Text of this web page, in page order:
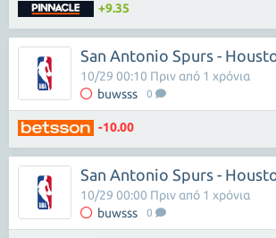
+9.35
San Antonio Spurs -
buwsss 0
10/29 00:10 Πριν από 1 χρόνια
-10.00
San Antonio Spurs -
buwsss 0
10/29 00:00 Πριν από 1 χρόνια